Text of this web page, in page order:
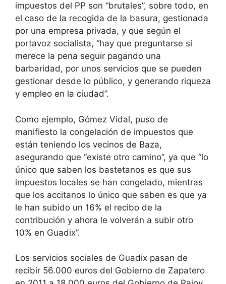
impuestos del PP son “brutales”, sobre todo, en
el caso de la recogida de la basura, gestionada
por una empresa privada, y que según el
portavoz socialista, “hay que preguntarse si
merece la pena seguir pagando una
barbaridad, por unos servicios que se pueden
gestionar desde lo público, y generando riqueza
y empleo en la ciudad”.
Como ejemplo, Gómez Vidal, puso de
manifiesto la congelación de impuestos que
están teniendo los vecinos de Baza,
asegurando que “existe otro camino”, ya que “lo
único que saben los bastetanos es que sus
impuestos locales se han congelado, mientras
que los accitanos lo único que saben es que ya
le han subido un 16% el recibo de la
contribución y ahora le volverán a subir otro
10% en Guadix”.
Los servicios sociales de Guadix pasan de
recibir 56.000 euros del Gobierno de Zapatero